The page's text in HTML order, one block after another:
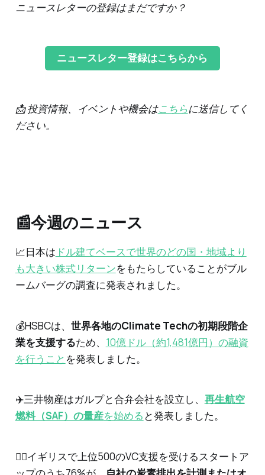
ニュースレターの登録はまだですか？
ニュースレター登録はこちらから
📩 投資情報、イベントや機会はこちらに送信してく
ださい。
📰今週のニュース
📈日本は ドル建てベースで世界のどの国・地域より
も大きい株式リターンをもたらしていることがブル
ームバーグの調査に発表されました。
💰HSBCは、 世界各地のClimate Techの初期段階企
業を支援するため、 10億ドル（約1,481億円）の融資
を行うこと を発表しました。
✈️三井物産はガルプと合弁会社を設立し、 再生航空
燃料（SAF）の量産を始める と発表しました。
🙅‍♂️イギリスで上位500のVC支援を受けるスタートア